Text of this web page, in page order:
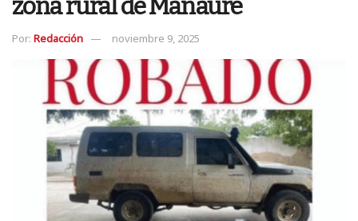
zona rural de Manaure
Por: Redacción noviembre 9, 2025